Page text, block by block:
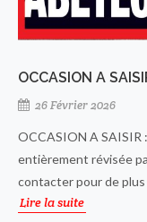
OCCASION A
26 Février 2026
OCCASION A SAISIR
entièrement révisée
contacter pour de
Lire la suite